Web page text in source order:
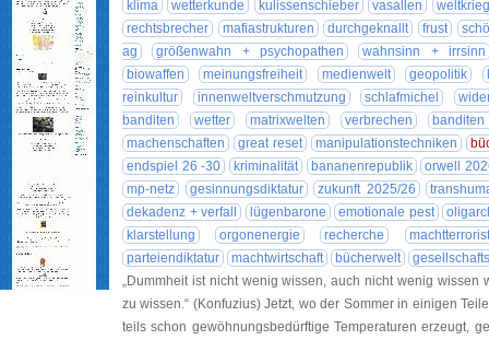
klima
wetterkunde kulissenschieber vasallen
rechtsbrecher
mafiastrukturen durchgeknallt frust
ag
größenwahn + psychopathen
wahnsinn + irrsinn
biowaffen
meinungsfreiheit medienwelt geopolitik
reinkultur
innenweltverschmutzung schlafmichel
banditen
wetter matrixwelten verbrechen
machenschaften
great reset manipulationstechniken
endspiel 26 -30
kriminalität bananenrepublik
orwell
mp-netz
gesinnungsdiktatur zukunft 2025/26
dekadenz + verfall
lügenbarone emotionale pest
klarstellung
orgonenergie recherche
parteiendiktatur
machtwirtschaft bücherwelt
„Dummheit ist nicht wenig wissen, auch nicht wenig wissen
zu wissen.“ (Konfuzius) Jetzt, wo der Sommer in einigen
teils schon gewöhnungsbedürftige Temperaturen erzeugt,